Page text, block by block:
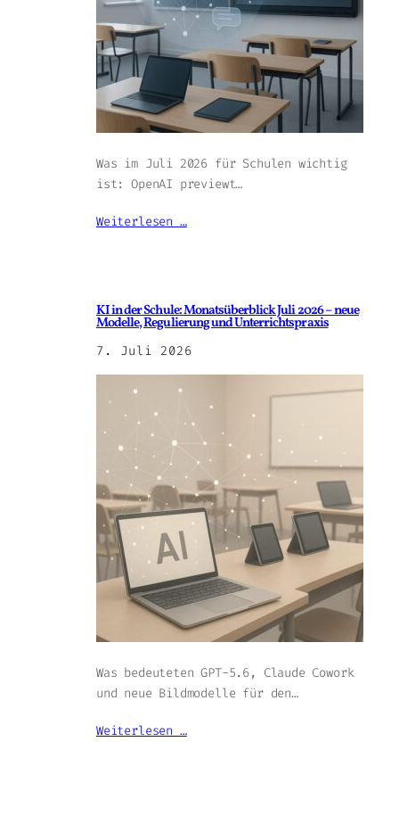
Was im Juli 2026 für Schulen wichtig
ist: OpenAI previewt…
Weiterlesen …
KI in der Schule: Monatsüberblick Juli 2026 – neue
Modelle, Regulierung und Unterrichtspraxis
7. Juli 2026
Was bedeuteten GPT-5.6, Claude Cowork
und neue Bildmodelle für den…
Weiterlesen …